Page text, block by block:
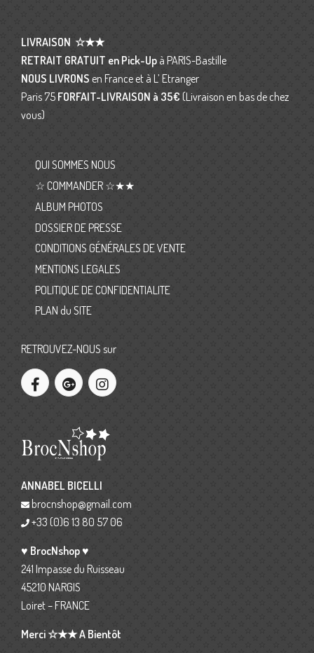
LIVRAISON ☆★★
RETRAIT GRATUIT en Pick-Up à PARIS-Bastille
NOUS LIVRONS en France et à L’ Etranger
Paris 75 FORFAIT-LIVRAISON à 35€ (Livraison en bas de chez
vous)
QUI SOMMES NOUS
☆ COMMANDER ☆★★
ALBUM PHOTOS
DOSSIER DE PRESSE
CONDITIONS GÉNÉRALES DE VENTE
MENTIONS LEGALES
POLITIQUE DE CONFIDENTIALITE
PLAN du SITE
RETROUVEZ-NOUS sur
ANNABEL BICELLI
brocnshop@gmail.com
+33 (0)6 13 80 57 06
♥ BrocNshop ♥
241 Impasse du Ruisseau
45210 NARGIS
Loiret – FRANCE
Merci ☆★★ A Bientôt